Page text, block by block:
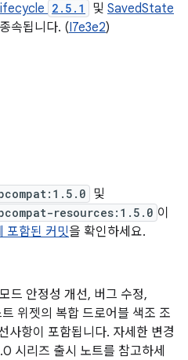
2.5.1 및 SavedState
속됩니다. (I7e3e2)
및
resources:1.5.0 이
포함된 커밋을 확인하세요.
드 안정성 개선, 버그 수정,
위젯의 복합 드로어블 색조 조
사항이 포함됩니다. 자세한 변경
시리즈 출시 노트를 참고하세